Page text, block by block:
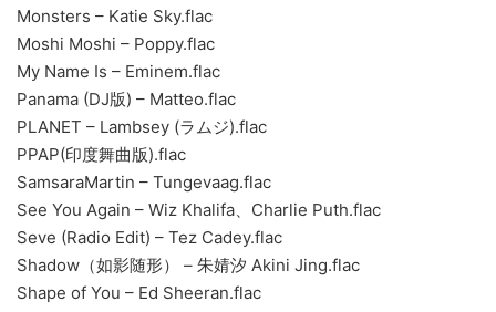
Monsters – Katie Sky.flac
Moshi Moshi – Poppy.flac
My Name Is – Eminem.flac
Panama (DJ版) – Matteo.flac
PLANET – Lambsey (ラムジ).flac
PPAP(印度舞曲版).flac
SamsaraMartin – Tungevaag.flac
See You Again – Wiz Khalifa、Charlie Puth.flac
Seve (Radio Edit) – Tez Cadey.flac
Shadow（如影随形） – 朱婧汐 Akini Jing.flac
Shape of You – Ed Sheeran.flac